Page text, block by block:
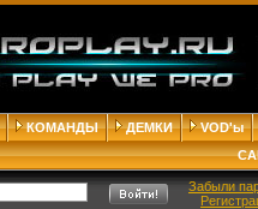
КОМАНДЫ ДЕМКИ
VOD'ы
Забыли